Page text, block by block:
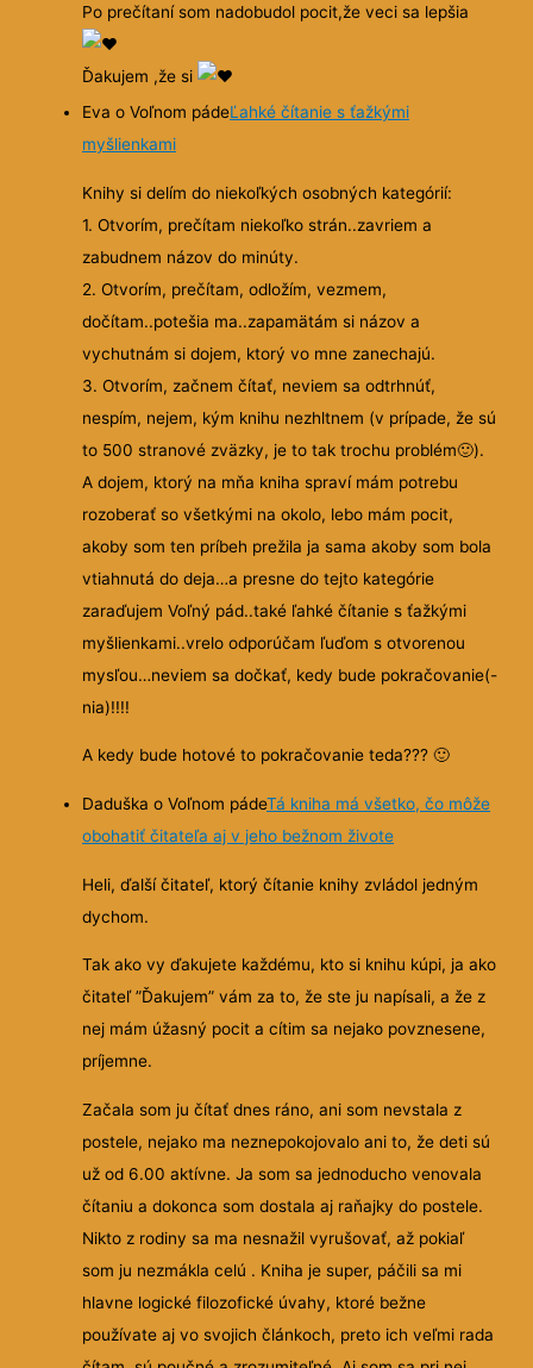
Po prečítaní som nadobudol pocit,že veci sa lepšia
Ďakujem ,že si
Eva o Voľnom pádeĽahké čítanie s ťažkými
myšlienkami
Knihy si delím do niekoľkých osobných kategórií:
1. Otvorím, prečítam niekoľko strán..zavriem a
zabudnem názov do minúty.
2. Otvorím, prečítam, odložím, vezmem,
dočítam..potešia ma..zapamätám si názov a
vychutnám si dojem, ktorý vo mne zanechajú.
3. Otvorím, začnem čítať, neviem sa odtrhnúť,
nespím, nejem, kým knihu nezhltnem (v prípade, že sú
to 500 stranové zväzky, je to tak trochu problém🙂).
A dojem, ktorý na mňa kniha spraví mám potrebu
rozoberať so všetkými na okolo, lebo mám pocit,
akoby som ten príbeh prežila ja sama akoby som bola
vtiahnutá do deja…a presne do tejto kategórie
zaraďujem Voľný pád..také ľahké čítanie s ťažkými
myšlienkami..vrelo odporúčam ľuďom s otvorenou
mysľou…neviem sa dočkať, kedy bude pokračovanie(-
nia)!!!!
A kedy bude hotové to pokračovanie teda???🙂
Daduška o Voľnom pádeTá kniha má všetko, čo môže
obohatiť čitateľa aj v jeho bežnom živote
Heli, ďalší čitateľ, ktorý čítanie knihy zvládol jedným
dychom.
Tak ako vy ďakujete každému, kto si knihu kúpi, ja ako
čitateľ ”Ďakujem” vám za to, že ste ju napísali, a že z
nej mám úžasný pocit a cítim sa nejako povznesene,
príjemne.
Začala som ju čítať dnes ráno, ani som nevstala z
postele, nejako ma neznepokojovalo ani to, že deti sú
už od 6.00 aktívne. Ja som sa jednoducho venovala
čítaniu a dokonca som dostala aj raňajky do postele.
Nikto z rodiny sa ma nesnažil vyrušovať, až pokiaľ
som ju nezmákla celú . Kniha je super, páčili sa mi
hlavne logické filozofické úvahy, ktoré bežne
používate aj vo svojich článkoch, preto ich veľmi rada